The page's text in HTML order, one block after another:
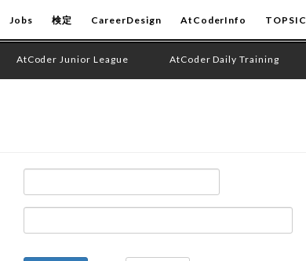
Jobs 検定 CareerDesign AtCoderInfo TOPSIC
AtCoder Junior League AtCoder Daily Training